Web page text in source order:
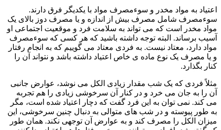
اعتیاد به مواد مخدر و سوءمصرف مواد با یکدیگر فرق دارند.
سوءمصرف شامل مصرف بیش از اندازه و یا مصرف دوز بالای یک
مواد مخدر است که می تواند به سلامت فرد و موقعیت اجتماعی او
آسیب برساند. البته توجه داشته باشید که هر کسی که سوءمصرف
مواد دارد، معتاد نیست. به فردی معتاد می گوییم که به انجام رفتار
و یا مصرف یک نوع ماده ی خاص اعتیاد داشته باشد و نتواند آن را
کنار بگذارد.
مثلاً فردی که یک شب مقدار زیادی الکل می نوشد، عوارض جانبی
آن را به جان می خرد و در کنار آن سرخوشی زیادی را هم تجربه
می کند. نمی توان به این فرد گفت که دچار اعتیاد شده است، مگر
به طور پیوسته و در شب های متوالی به دنبال چنین سرخوشی، این
میزان الکل را مصرف کند و به عوارض آن توجهی نکند. همان طور